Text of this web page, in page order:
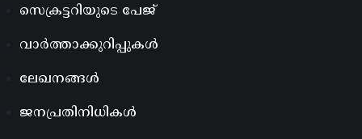
സെക്രട്ടറിയുടെ പേജ്
വാർത്താക്കുറിപ്പുകൾ
ലേഖനങ്ങൾ
ജനപ്രതിനിധികൾ